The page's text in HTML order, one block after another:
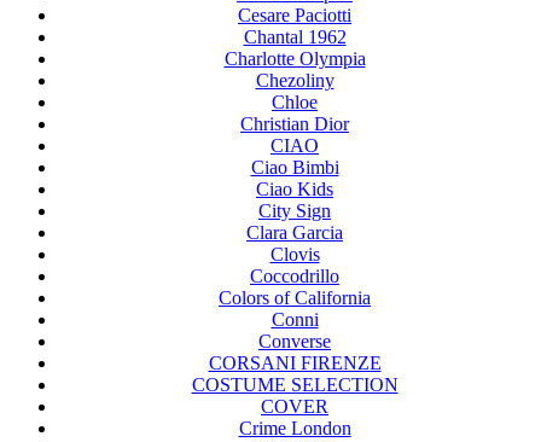
Cesare Paciotti
Chantal 1962
Charlotte Olympia
Chezoliny
Chloe
Christian Dior
CIAO
Ciao Bimbi
Ciao Kids
City Sign
Clara Garcia
Clovis
Coccodrillo
Colors of California
Conni
Converse
CORSANI FIRENZE
COSTUME SELECTION
COVER
Crime London